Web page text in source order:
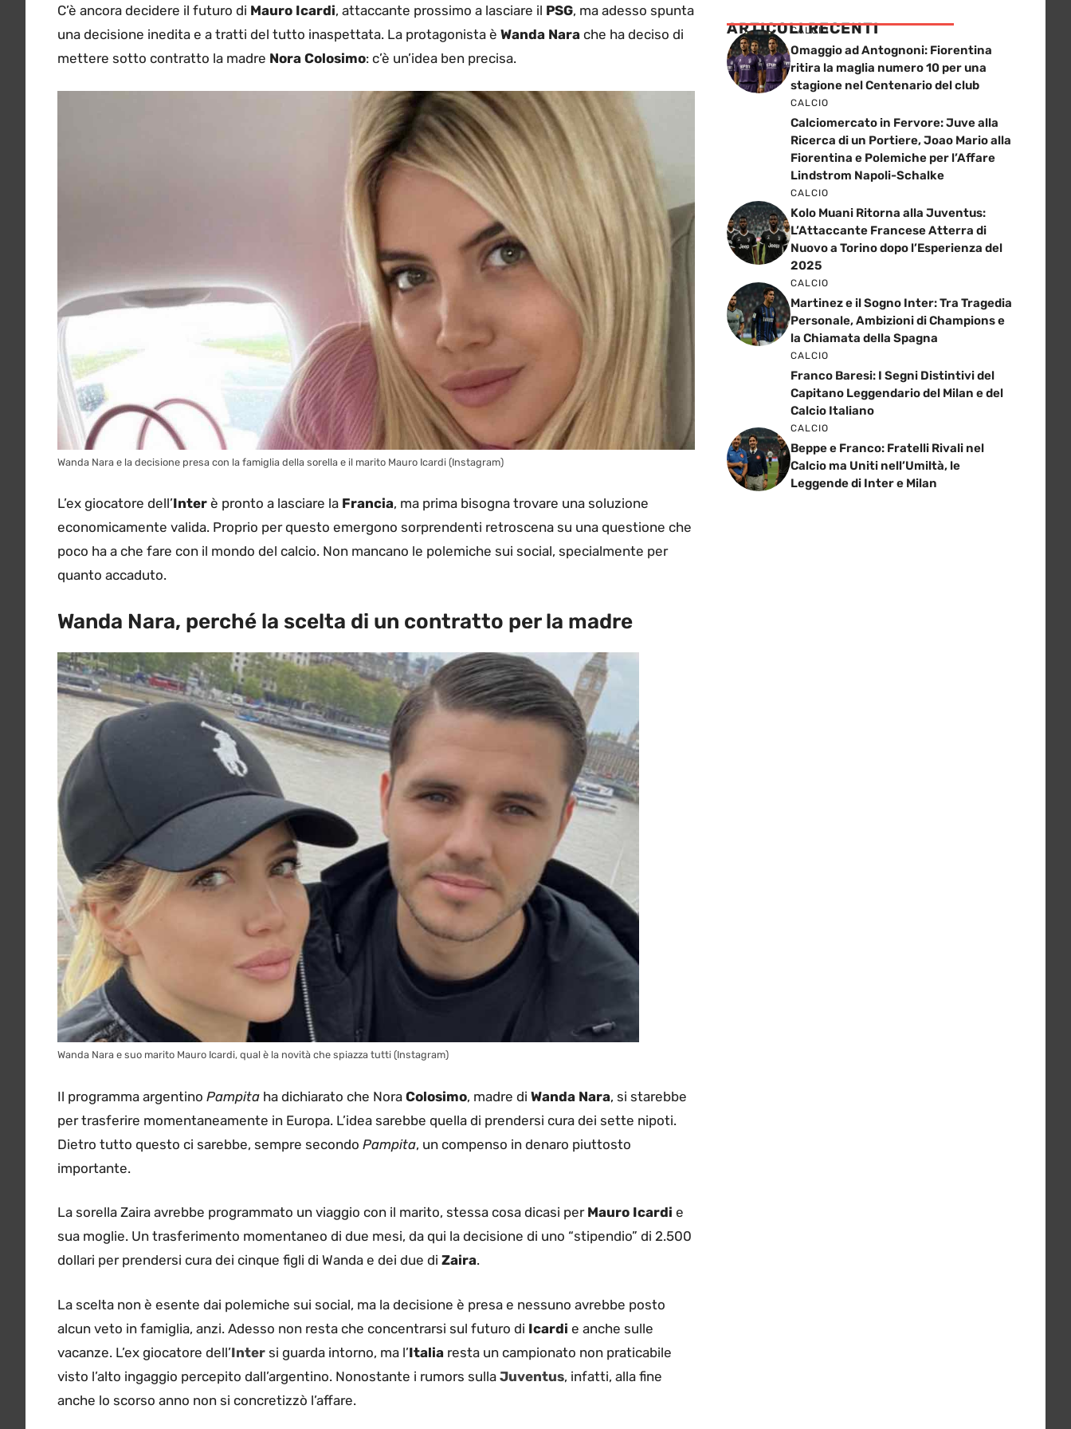
C’è ancora decidere il futuro di Mauro Icardi, attaccante prossimo a lasciare il PSG, ma adesso spunta
una decisione inedita e a tratti del tutto inaspettata. La protagonista è Wanda Nara che ha deciso di
mettere sotto contratto la madre Nora Colosimo: c’è un’idea ben precisa.
Wanda Nara e la decisione presa con la famiglia della sorella e il marito Mauro Icardi (Instagram)
L’ex giocatore dell’Inter è pronto a lasciare la Francia, ma prima bisogna trovare una soluzione
economicamente valida. Proprio per questo emergono sorprendenti retroscena su una questione che
poco ha a che fare con il mondo del calcio. Non mancano le polemiche sui social, specialmente per
quanto accaduto.
Wanda Nara, perché la scelta di un contratto per la madre
Wanda Nara e suo marito Mauro Icardi, qual è la novità che spiazza tutti (Instagram)
Il programma argentino Pampita ha dichiarato che Nora Colosimo, madre di Wanda Nara, si starebbe
per trasferire momentaneamente in Europa. L’idea sarebbe quella di prendersi cura dei sette nipoti.
Dietro tutto questo ci sarebbe, sempre secondo Pampita, un compenso in denaro piuttosto
importante.
La sorella Zaira avrebbe programmato un viaggio con il marito, stessa cosa dicasi per Mauro Icardi e
sua moglie. Un trasferimento momentaneo di due mesi, da qui la decisione di uno “stipendio” di 2.500
dollari per prendersi cura dei cinque figli di Wanda e dei due di Zaira.
La scelta non è esente dai polemiche sui social, ma la decisione è presa e nessuno avrebbe posto
alcun veto in famiglia, anzi. Adesso non resta che concentrarsi sul futuro di Icardi e anche sulle
vacanze. L’ex giocatore dell’Inter si guarda intorno, ma l’Italia resta un campionato non praticabile
visto l’alto ingaggio percepito dall’argentino. Nonostante i rumors sulla Juventus, infatti, alla fine
anche lo scorso anno non si concretizzò l’affare.
ARTICOLI RECENTI
CALCIO
Omaggio ad Antognoni: Fiorentina
ritira la maglia numero 10 per una
stagione nel Centenario del club
CALCIO
Calciomercato in Fervore: Juve alla
Ricerca di un Portiere, Joao Mario alla
Fiorentina e Polemiche per l’Affare
Lindstrom Napoli-Schalke
CALCIO
Kolo Muani Ritorna alla Juventus:
L’Attaccante Francese Atterra di
Nuovo a Torino dopo l’Esperienza del
2025
CALCIO
Martinez e il Sogno Inter: Tra Tragedia
Personale, Ambizioni di Champions e
la Chiamata della Spagna
CALCIO
Franco Baresi: I Segni Distintivi del
Capitano Leggendario del Milan e del
Calcio Italiano
CALCIO
Beppe e Franco: Fratelli Rivali nel
Calcio ma Uniti nell’Umiltà, le
Leggende di Inter e Milan